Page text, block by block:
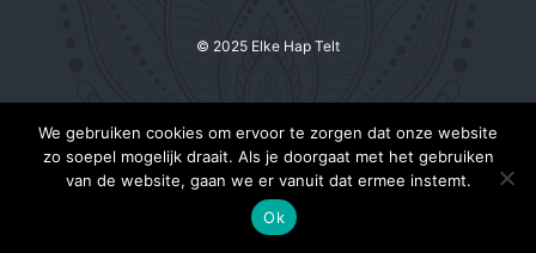
© 2025 Elke Hap Telt
We gebruiken cookies om ervoor te zorgen dat onze website
zo soepel mogelijk draait. Als je doorgaat met het gebruiken
van de website, gaan we er vanuit dat ermee instemt.
Ok